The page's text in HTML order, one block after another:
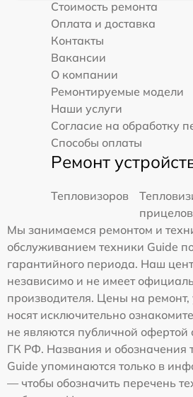
Стоимость ремонта
Оплата и доставка
Контакты
Вакансии
О компании
Ремонтируемые модели
Наши услуги
Согласие на обработку
Способы оплаты
Ремонт
Тепловизоров
прицелов
Мы занимаемся ремонтом и
обслуживанием техники Guide
гарантийного периода. Наш
независимо и не имеет
производителя. Цены на
носят исключительно
не являются публичной офертой
ГК РФ. Названия и обозначения
Guide упоминаются только в
— чтобы обозначить перечень